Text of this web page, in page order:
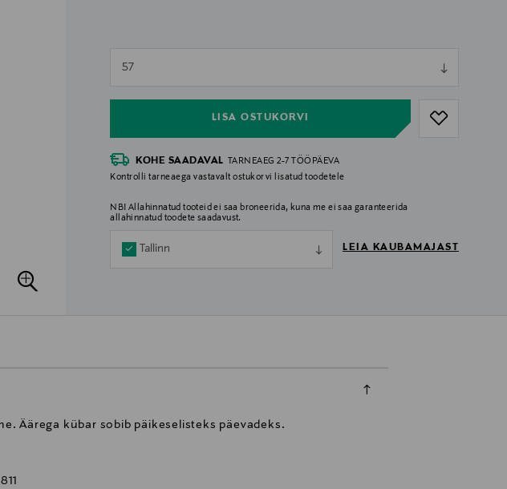
57
LISA OSTUKORVI
KOHE SAADAVAL TARNEAEG 2-7 TÖÖPÄEVA
Kontrolli tarneaega vastavalt ostukorvi lisatud toodetele
NB! Allahinnatud tooteid ei saa broneerida, kuna me ei saa garanteerida
allahinnatud toodete saadavust.
Tallinn LEIA KAUBAMAJAST
Äärega kübar sobib päikeselisteks päevadeks.